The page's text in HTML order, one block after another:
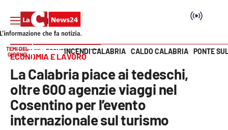
SEZIONI
Cronaca
Vai
TEMI DEL
GIORNO
INCENDI CALABRIA CALDO CALABRIA PONTE
HOME PAGE ECONOMIA E LAVORO
ECONOMIA E LAVORO
La Calabria piace ai tedeschi,
oltre 600 agenzie viaggi nel
Cosentino per l’evento
internazionale sul turismo